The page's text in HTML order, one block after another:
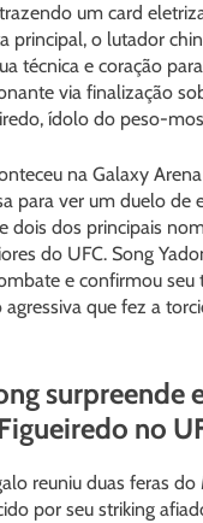
um card
principal, o lutador
técnica e coração
via finalização
ídolo do peso-
na Galaxy
para ver um duelo de
dois dos principais
do UFC. Song
e confirmou seu
agressiva que fez a
surpreende
no
reuniu duas feras do
por seu striking